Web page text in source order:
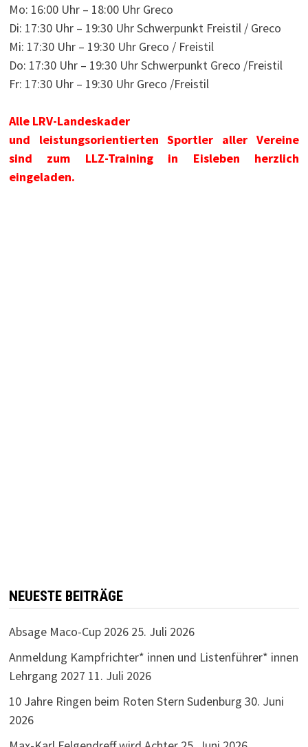
Mo: 16:00 Uhr – 18:00 Uhr Greco
Di: 17:30 Uhr – 19:30 Uhr Schwerpunkt Freistil / Greco
Mi: 17:30 Uhr – 19:30 Uhr Greco / Freistil
Do: 17:30 Uhr – 19:30 Uhr Schwerpunkt Greco /Freistil
Fr: 17:30 Uhr – 19:30 Uhr Greco /Freistil
Alle LRV-Landeskader
und leistungsorientierten Sportler aller Vereine
sind zum LLZ-Training in Eisleben herzlich
eingeladen.
NEUESTE BEITRÄGE
Absage Maco-Cup 2026 25. Juli 2026
Anmeldung Kampfrichter* innen und Listenführer* innen
Lehrgang 2027 11. Juli 2026
10 Jahre Ringen beim Roten Stern Sudenburg 30. Juni
2026